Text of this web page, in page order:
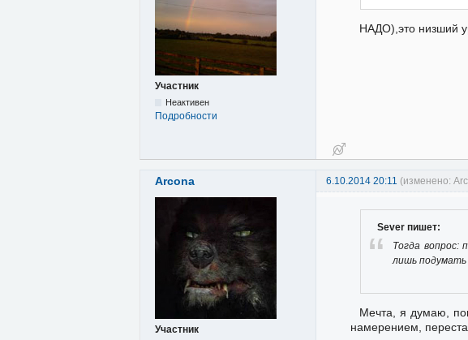
Участник
Неактивен
Подробности
НАДО),это низший
Arcona 6.10.2014 20:11 (изменено:
Участник
Sever пишет:
Тогда
лишь подумать
Мечта, я думаю,
намерением,